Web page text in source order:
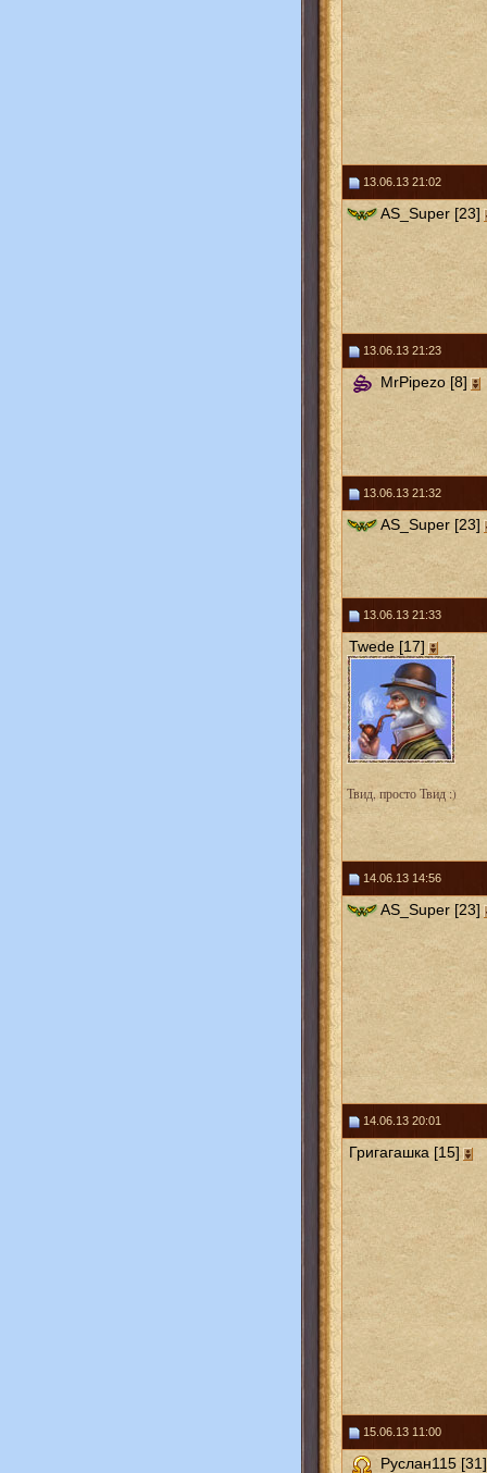
13.06.13 21:02
AS_Super [23]
13.06.13 21:23
MrPipezo [8]
13.06.13 21:32
AS_Super [23]
13.06.13 21:33
Twede [17]
Твид, просто Твид :)
14.06.13 14:56
AS_Super [23]
14.06.13 20:01
Григагашка [15]
15.06.13 11:00
Руслан115 [31]